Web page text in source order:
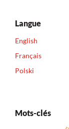
Langue
English
Français
Polski
Mots-clés